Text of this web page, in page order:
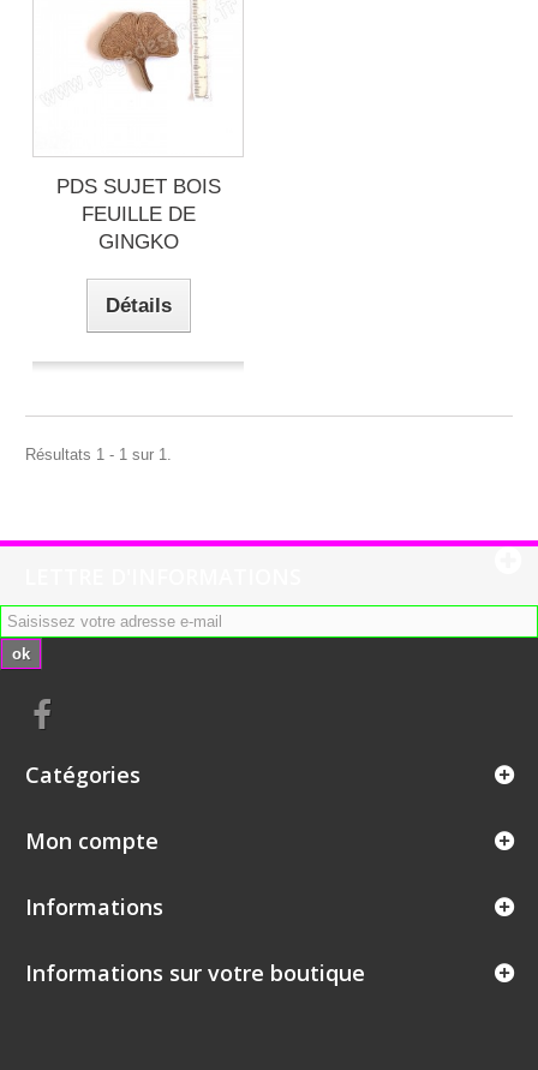
PDS SUJET BOIS
FEUILLE DE
GINGKO
Détails
Résultats 1 - 1 sur 1.
ok
Catégories
Mon compte
Informations
Informations sur votre boutique